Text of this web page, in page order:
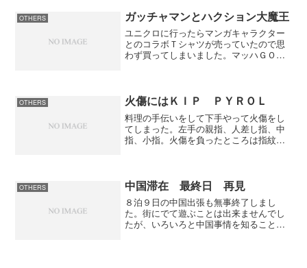
った。依頼は拒否されたが...
OTHERS ガッチャマンとハクション大魔王
ユニクロに行ったらマンガキャラクター
とのコラボＴシャツが売っていたので思
わず買ってしまいました。マッハＧＯＧ
た。 僕が選んでいる隣で...
OTHERS 火傷にはＫＩＰ ＰＹＲＯＬ
料理の手伝いをして下手やって火傷をし
てしまった。左手の親指、人差し指、中
指、小指。火傷を負ったところは指紋が
PYROL」を塗ってみる...
OTHERS 中国滞在 最終日 再見
８泊９日の中国出張も無事終了しまし
た。街にでて遊ぶことは出来ませんでし
たが、いろいろと中国事情を知ることが